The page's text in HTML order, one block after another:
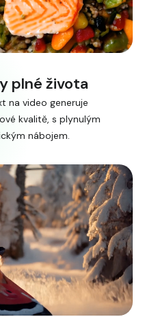
plné života
na video generuje
kvalitě, s plynulým
nábojem.